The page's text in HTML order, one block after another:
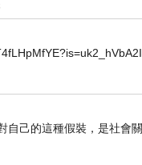
己的這種假裝，是社會關